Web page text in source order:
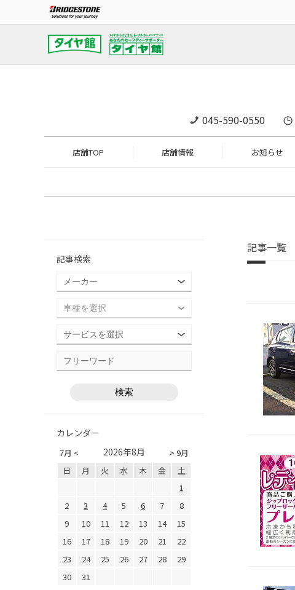
045-590-0550
店舗TOP 店舗情報 お知らせ
記事一覧
記事検索
カレンダー
7月 < > 9月
2026年8月
日 月 火 水 木 金
土
1
2
3 4 5 6 7
8
9
10 11 12 13 14
15
16
17 18 19 20 21
22
23
24 25 26 27 28
29
30
31